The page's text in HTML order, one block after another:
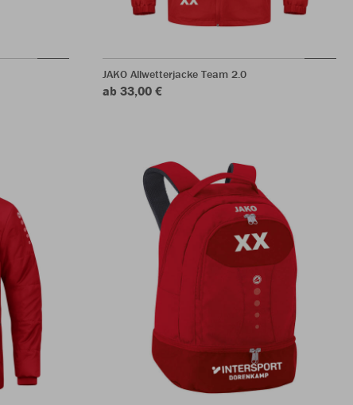
JAKO Allwetterjacke Team 2.0
ab 33,00 €